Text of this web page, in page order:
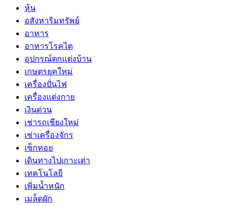
หุ้น
อสังหาริมทรัพย์
อาหาร
อาหารโรคไต
อุปกรณ์ตกแต่งบ้าน
เกษตรยุคใหม่
เครื่องปั่นไฟ
เครื่องแต่งกาย
เงินด่วน
เช่ารถเชียงใหม่
เช่าเครื่องจักร
เซ็กทอย
เดินทางไปเกาะเต่า
เทคโนโลยี
เพิ่มน้ำหนัก
เมล็ดผัก